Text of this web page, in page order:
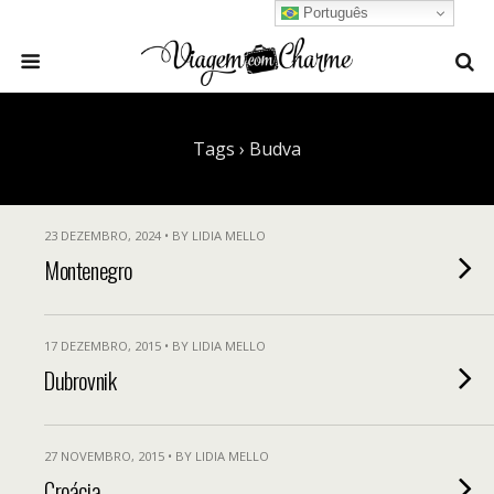
Tags › Budva
23 DEZEMBRO, 2024 • BY LIDIA MELLO
Montenegro
17 DEZEMBRO, 2015 • BY LIDIA MELLO
Dubrovnik
27 NOVEMBRO, 2015 • BY LIDIA MELLO
Português